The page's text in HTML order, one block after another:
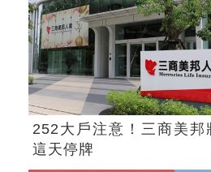
252大戶注意！三商美
這天停牌